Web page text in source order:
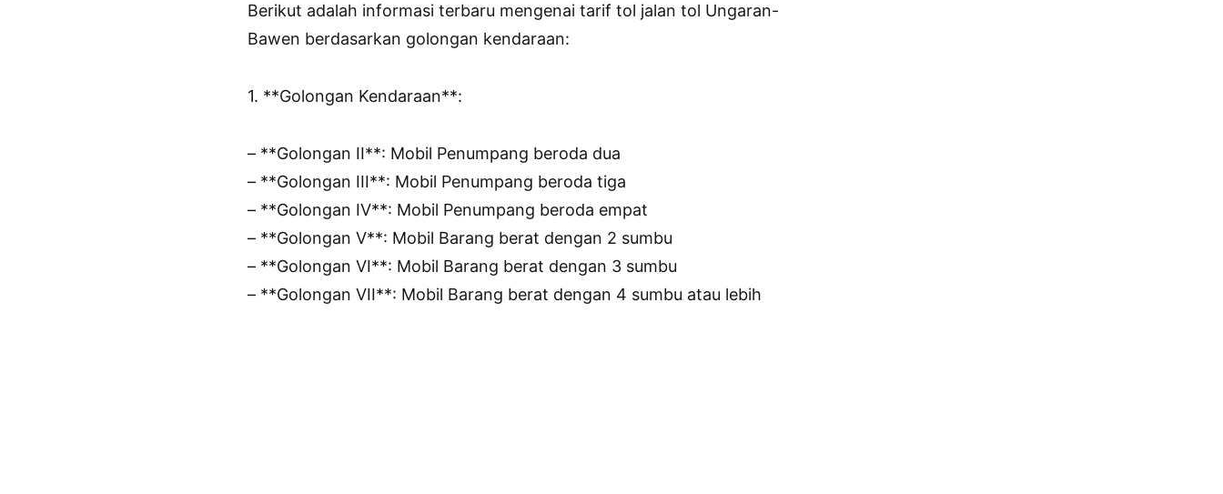
Berikut adalah informasi terbaru mengenai tarif tol jalan tol Ungaran-
Bawen berdasarkan golongan kendaraan:
1. **Golongan Kendaraan**:
– **Golongan II**: Mobil Penumpang beroda dua
– **Golongan III**: Mobil Penumpang beroda tiga
– **Golongan IV**: Mobil Penumpang beroda empat
– **Golongan V**: Mobil Barang berat dengan 2 sumbu
– **Golongan VI**: Mobil Barang berat dengan 3 sumbu
– **Golongan VII**: Mobil Barang berat dengan 4 sumbu atau lebih